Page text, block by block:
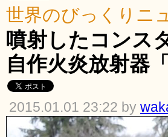
世界のびっくりニ
噴射したコンス
自作火炎放射器
2015.01.01 23:22 by